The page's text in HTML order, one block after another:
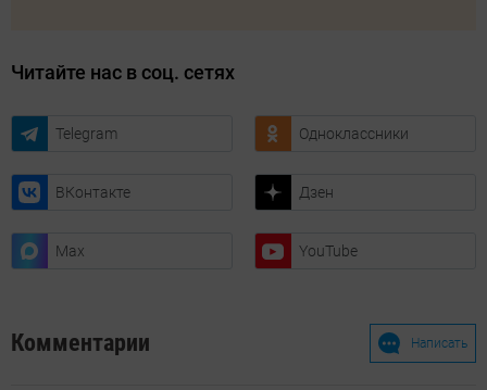
Читайте нас в соц. сетях
Telegram Одноклассники
ВКонтакте Дзен
Max YouTube
Комментарии Написать